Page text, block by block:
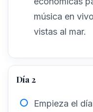
música en
vistas al mar.
Día 2
Empieza el